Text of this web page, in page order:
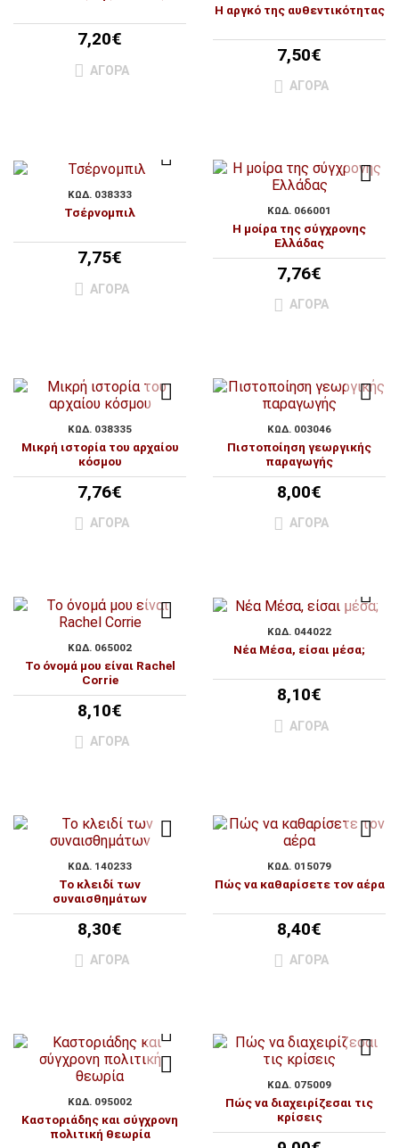
7,20€
ΑΓΟΡΆ
Η αργκό της αυθεντικότητας
7,50€
ΑΓΟΡΆ
ΚΩΔ. 038333
Τσέρνομπιλ
7,75€
ΑΓΟΡΆ
ΚΩΔ. 066001
Η μοίρα της σύγχρονης
Ελλάδας
7,76€
ΑΓΟΡΆ
ΚΩΔ. 038335
Μικρή ιστορία του αρχαίου
κόσμου
7,76€
ΑΓΟΡΆ
ΚΩΔ. 003046
Πιστοποίηση γεωργικής
παραγωγής
8,00€
ΑΓΟΡΆ
ΚΩΔ. 065002
Το όνομά μου είναι Rachel
Corrie
8,10€
ΑΓΟΡΆ
ΚΩΔ. 044022
Νέα Μέσα, είσαι μέσα;
8,10€
ΑΓΟΡΆ
ΚΩΔ. 140233
Το κλειδί των
συναισθημάτων
8,30€
ΑΓΟΡΆ
ΚΩΔ. 015079
Πώς να καθαρίσετε τον αέρα
8,40€
ΑΓΟΡΆ
ΚΩΔ. 095002
Καστοριάδης και σύγχρονη
πολιτική θεωρία
ΚΩΔ. 075009
Πώς να διαχειρίζεσαι τις
κρίσεις